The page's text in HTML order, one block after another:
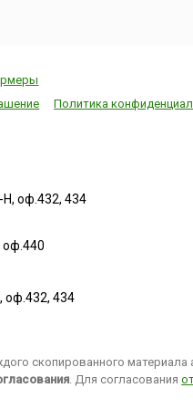
Политика
Н, оф.432, 434
оф.440
оф.432, 434
скопированного материала
. Для согласования